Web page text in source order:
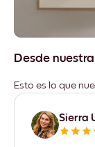
Desde
Esto es lo que
Sierra